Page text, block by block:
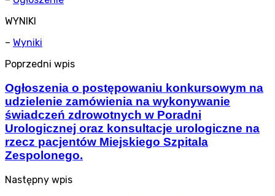
WYNIKI
– Wyniki
Poprzedni wpis
Ogłoszenia o postępowaniu konkursowym na
udzielenie zamówienia na wykonywanie
świadczeń zdrowotnych w Poradni
Urologicznej oraz konsultacje urologiczne na
rzecz pacjentów Miejskiego Szpitala
Zespolonego.
Następny wpis